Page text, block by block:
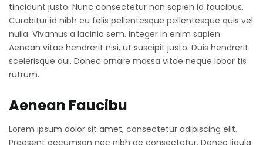
tincidunt justo. Nunc consectetur non sapien id faucibus.
Curabitur id nibh eu felis pellentesque pellentesque quis vel
nulla. Vivamus a lacinia sem. Integer in enim sapien.
Aenean vitae hendrerit nisi, ut suscipit justo. Duis hendrerit
scelerisque dui. Donec ornare massa vitae neque lobor tis
rutrum.
Aenean Faucibu
Lorem ipsum dolor sit amet, consectetur adipiscing elit.